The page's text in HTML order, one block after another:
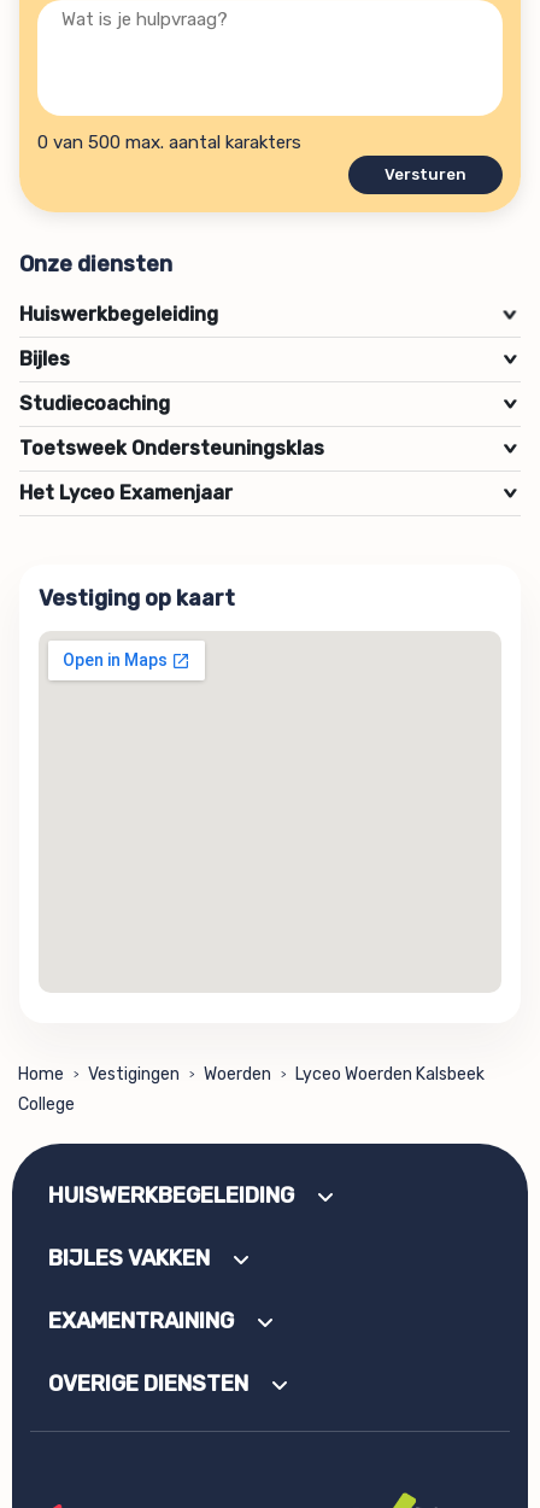
wij
(Vereist)
Wat
hulpvraag?
0 van 500 max. aantal karakters
Onze diensten
Huiswerkbegeleiding >
Bijles >
Studiecoaching >
Toetsweek Ondersteuningsklas >
Het Lyceo Examenjaar >
Vestiging op kaart
Home > Vestigingen > Woerden >
Lyceo Woerden Kalsbeek
College
HUISWERKBEGELEIDING
BIJLES VAKKEN
EXAMENTRAINING
OVERIGE DIENSTEN